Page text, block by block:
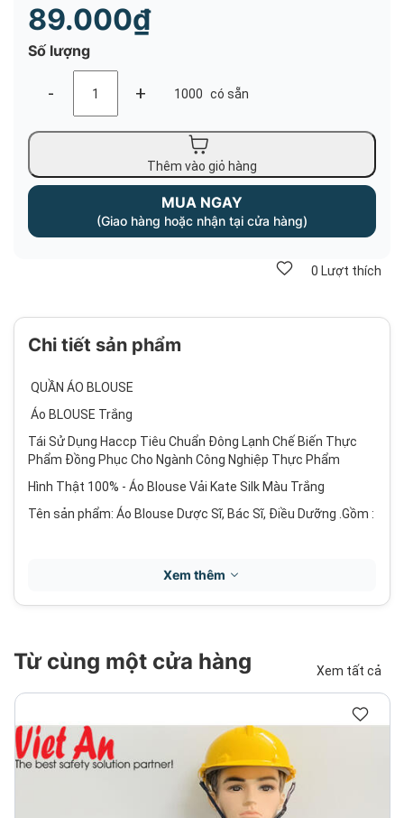
89.000₫
Số lượng
- + 1000 có sẵn
Thêm vào giỏ hàng
MUA NGAY
(Giao hàng hoặc nhận tại cửa hàng)
0 Lượt thích
Chi tiết sản phẩm
QUẦN ÁO BLOUSE
Áo BLOUSE Trắng
Tái Sử Dụng Haccp Tiêu Chuẩn Đông Lạnh Chế Biến Thực
Phẩm Đồng Phục Cho Ngành Công Nghiệp Thực Phẩm
Hình Thật 100% - Áo Blouse Vải Kate Silk Màu Trắng
Tên sản phẩm: Áo Blouse Dược Sĩ, Bác Sĩ, Điều Dưỡng .Gồm :
-Áo Tay ngắn hoặc tay dài cổ bẻ hoặc cổ trụ, nút, tay suông.
được nhận giá ưu đãi.
mát mẻ.
Xem thêm
Từ cùng một cửa hàng Xem tất cả